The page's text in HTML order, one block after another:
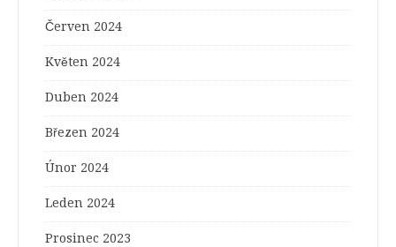
Červen 2024
Květen 2024
Duben 2024
Březen 2024
Únor 2024
Leden 2024
Prosinec 2023